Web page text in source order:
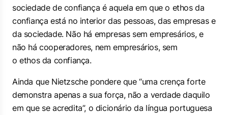
sociedade de confiança é aquela em que o ethosda
confiança está no interior das pessoas, das empresas e
da sociedade. Não há empresas sem empresários, e
não há cooperadores, nem empresários, sem
oethos da confiança.
Ainda que Nietzsche pondere que “uma crença forte
demonstra apenas a sua força, não a verdade daquilo
em que se acredita”, o dicionário da língua portuguesa